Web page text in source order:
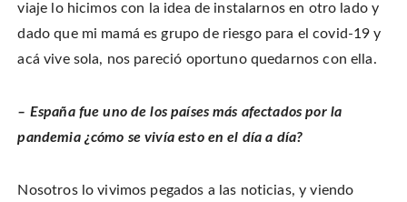
viaje lo hicimos con la idea de instalarnos en otro lado y
dado que mi mamá es grupo de riesgo para el covid-19 y
acá vive sola, nos pareció oportuno quedarnos con ella.
– España fue uno de los países más afectados por la
pandemia ¿cómo se vivía esto en el día a día?
Nosotros lo vivimos pegados a las noticias, y viendo